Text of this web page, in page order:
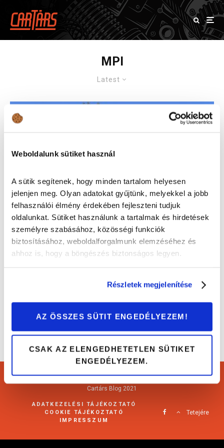
Weboldalunk sütiket használ
A sütik segítenek, hogy minden tartalom helyesen
jelenjen meg. Olyan adatokat gyűjtünk, melyekkel a jobb
felhasználói élmény érdekében fejleszteni tudjuk
oldalunkat. Sütiket használunk a tartalmak és hirdetések
személyre szabásához, közösségi funkciók
biztosításához, weboldalforgalmunk elemzéséhez és
ahhoz is, hogy a böngészés biztonságos legyen.
Részletek megjelenítése
AZ ÖSSZES SÜTIT ENGEDÉLYEZEM!
CSAK AZ ELENGEDHETETLEN SÜTIKET
ENGEDÉLYEZEM.
MPI
Latest
Erre figyelj, ha második generációs Hyundai
Cartárs Blog 2021
ADATKEZELÉSI TÁJÉKOZTATÓ
COOKIE TÁJÉKOZTATÓ
IMPRESSZUM
Tetejére